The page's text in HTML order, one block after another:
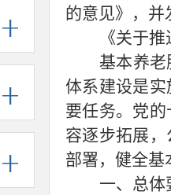
的意见》，并
《关于
基本养
体系建设是
要任务。党
容逐步拓展
部署，健全基
一、总体